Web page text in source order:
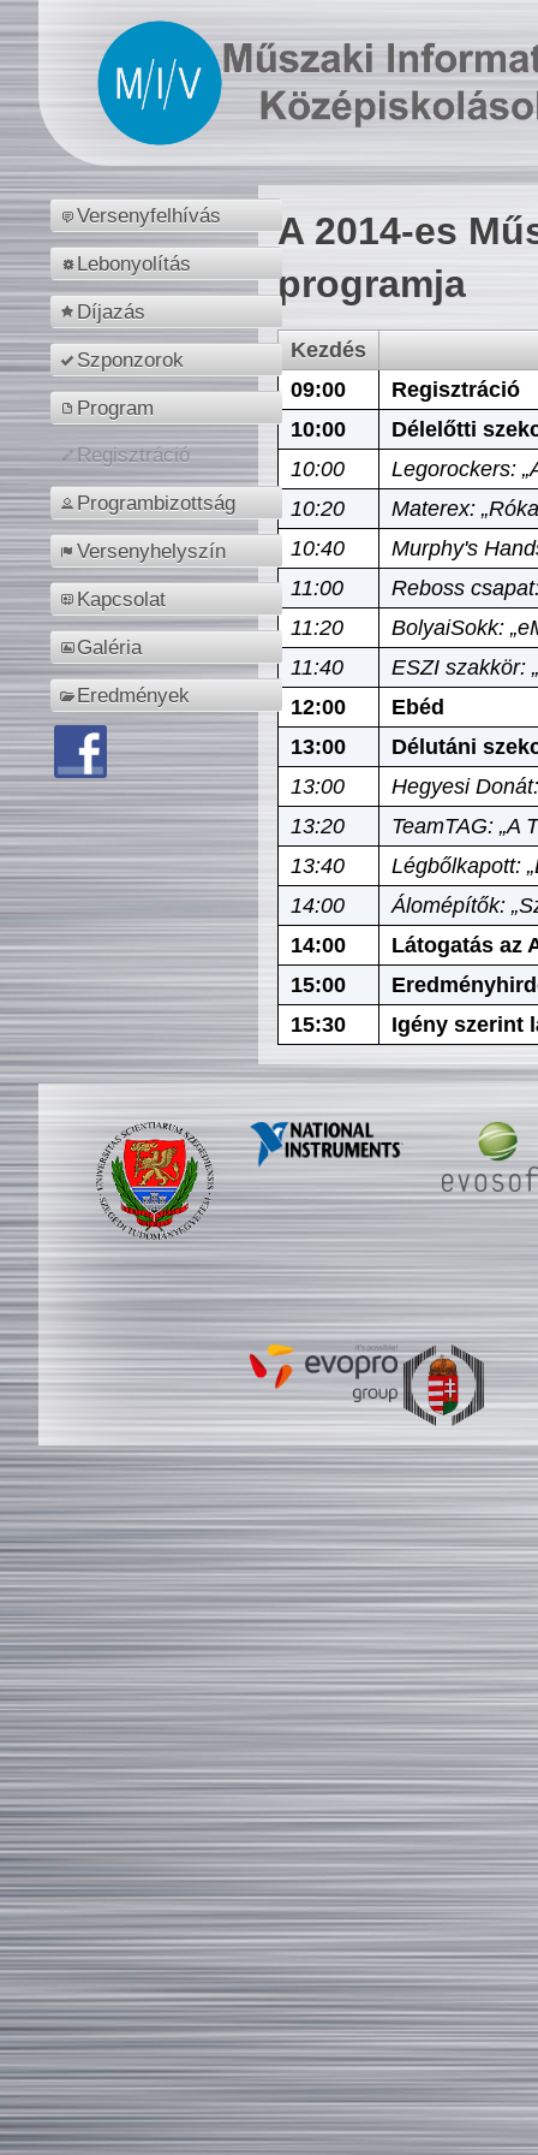
Versenyfelhívás
Lebonyolítás
Díjazás
Szponzorok
Program
Regisztráció
Programbizottság
Versenyhelyszín
Kapcsolat
Galéria
Eredmények
A 2014-es
programja
Kezdés
09:00
Regisztráció
10:00
Délelőtti
10:00
Legorockers:
10:20
Materex:
10:40
Murphy's
11:00
Reboss
11:20
BolyaiSokk:
11:40
ESZI szakkör:
12:00
Ebéd
13:00
Délutáni
13:00
Hegyesi
13:20
TeamTAG: „A
13:40
Légbőlkapott:
14:00
Álomépítők:
14:00
Látogatás az
15:00
15:30
Igény szerint